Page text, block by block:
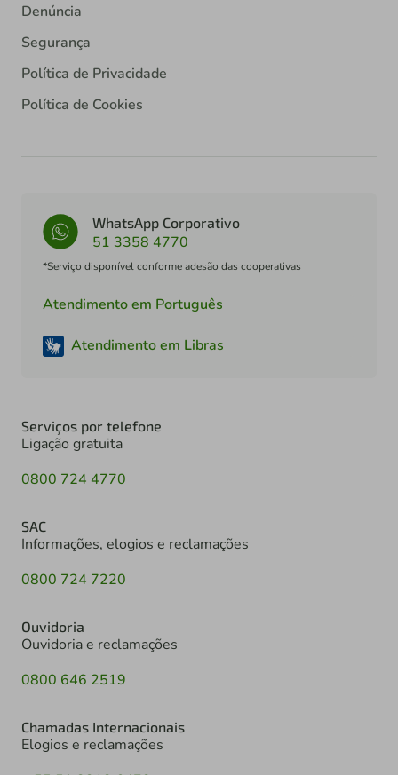
Denúncia
Segurança
Política de Privacidade
Política de Cookies
WhatsApp Corporativo
51 3358 4770
*Serviço disponível conforme adesão das cooperativas
Atendimento em Português
Atendimento em Libras
Serviços por telefone
Ligação gratuita
0800 724 4770
SAC
Informações, elogios e reclamações
0800 724 7220
Ouvidoria
Ouvidoria e reclamações
0800 646 2519
Chamadas Internacionais
Elogios e reclamações